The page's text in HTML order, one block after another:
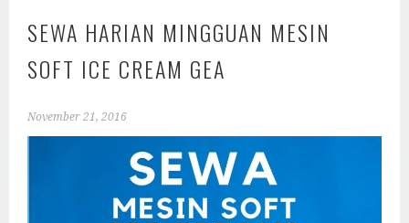
SEWA HARIAN MINGGUAN MESIN
SOFT ICE CREAM GEA
November 21, 2016